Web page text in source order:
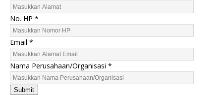
No. HP *
Email *
A
a
Nama Perusahaan/Organisasi *
Submit